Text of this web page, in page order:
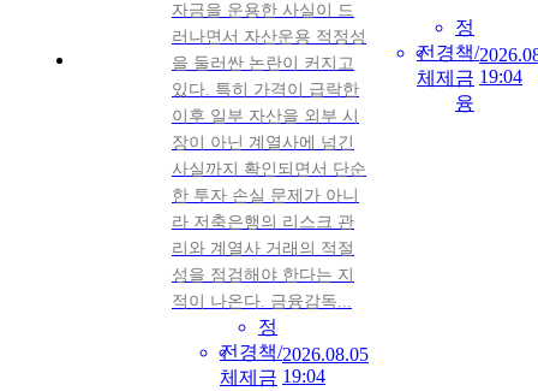
자금을 운용한 사실이 드
러나면서 자산운용 적정성
을 둘러싼 논란이 커지고
있다. 특히 가격이 급락한
이후 일부 자산을 외부 시
장이 아닌 계열사에 넘긴
사실까지 확인되면서 단순
한 투자 손실 문제가 아니
라 저축은행의 리스크 관
리와 계열사 거래의 적절
성을 점검해야 한다는 지
적이 나온다. 금융감독...
전
체
경
제
정
책/
금
2026.08.05
19:04
전
체
경
제
정
책/
금
융
19:04